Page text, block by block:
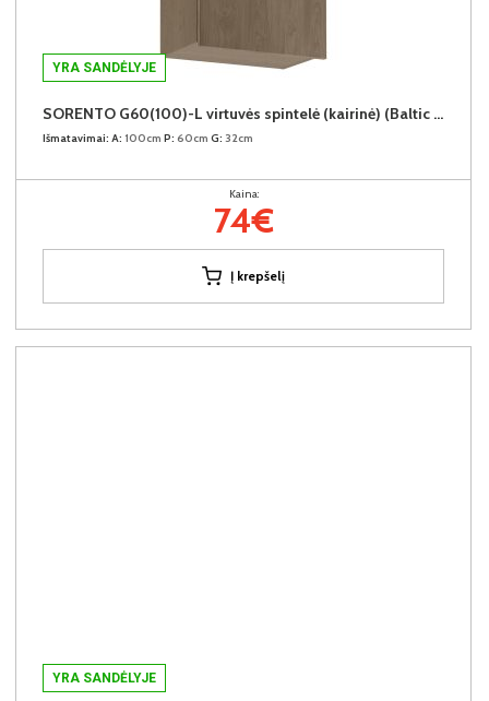
YRA SANDĖLYJE
SORENTO G60(100)-L virtuvės spintelė (kairinė) (Baltic Storm/Baltic Storm)
Išmatavimai: A: 100cm P: 60cm G: 32cm
Kaina:
74€
Į krepšelį
YRA SANDĖLYJE